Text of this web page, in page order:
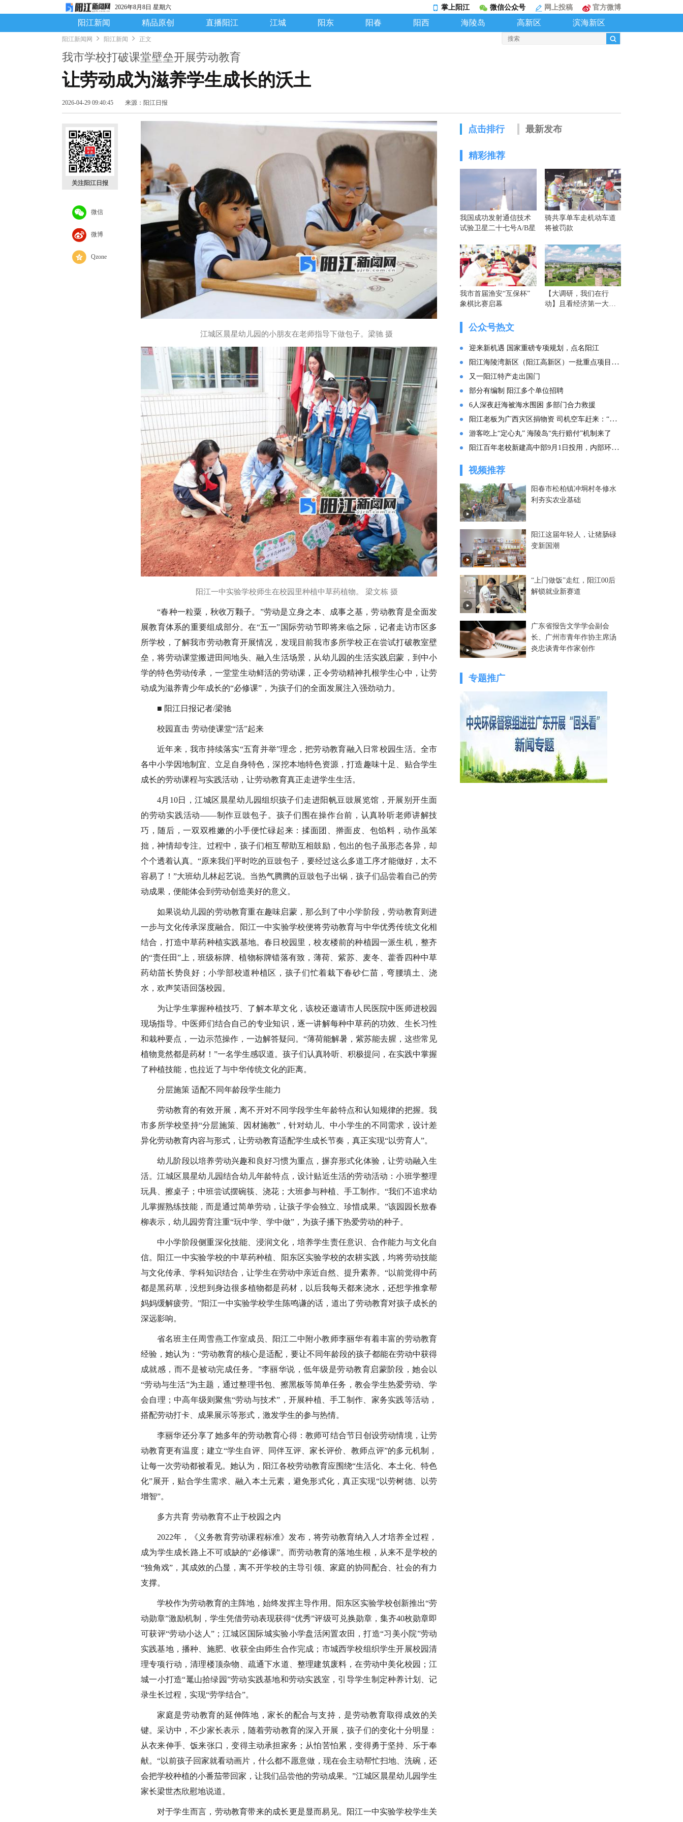
2026年8月8日 星期六 掌上阳江 微信公众号 网上投稿 官方微博
阳江新闻 精品原创 直播阳江 江城 阳东 阳春 阳西 海陵岛 高新区 滨海新区
阳江新闻网 阳江新闻 正文
我市学校打破课堂壁垒开展劳动教育
让劳动成为滋养学生成长的沃土
2026-04-29 09:40:45 来源：阳江日报
关注阳江日报
微信
微博
Qzone
江城区晨星幼儿园的小朋友在老师指导下做包子。梁驰 摄
阳江一中实验学校师生在校园里种植中草药植物。 梁文栋 摄
“春种一粒粟，秋收万颗子。”劳动是立身之本、成事之基，劳动教育是全面发
展教育体系的重要组成部分。在“五一”国际劳动节即将来临之际，记者走访市区多
所学校，了解我市劳动教育开展情况，发现目前我市多所学校正在尝试打破教室壁
垒，将劳动课堂搬进田间地头、融入生活场景，从幼儿园的生活实践启蒙，到中小
学的特色劳动传承，一堂堂生动鲜活的劳动课，正令劳动精神扎根学生心中，让劳
动成为滋养青少年成长的“必修课”，为孩子们的全面发展注入强劲动力。
■ 阳江日报记者/梁驰
校园直击 劳动使课堂“活”起来
近年来，我市持续落实“五育并举”理念，把劳动教育融入日常校园生活。全市
各中小学因地制宜、立足自身特色，深挖本地特色资源，打造趣味十足、贴合学生
成长的劳动课程与实践活动，让劳动教育真正走进学生生活。
4月10日，江城区晨星幼儿园组织孩子们走进阳帆豆豉展览馆，开展别开生面
的劳动实践活动——制作豆豉包子。孩子们围在操作台前，认真聆听老师讲解技
巧，随后，一双双稚嫩的小手便忙碌起来：揉面团、擀面皮、包馅料，动作虽笨
拙，神情却专注。过程中，孩子们相互帮助互相鼓励，包出的包子虽形态各异，却
个个透着认真。“原来我们平时吃的豆豉包子，要经过这么多道工序才能做好，太不
容易了！”大班幼儿林起艺说。当热气腾腾的豆豉包子出锅，孩子们品尝着自己的劳
动成果，便能体会到劳动创造美好的意义。
如果说幼儿园的劳动教育重在趣味启蒙，那么到了中小学阶段，劳动教育则进
一步与文化传承深度融合。阳江一中实验学校便将劳动教育与中华优秀传统文化相
结合，打造中草药种植实践基地。春日校园里，校友楼前的种植园一派生机，整齐
的“责任田”上，班级标牌、植物标牌错落有致，薄荷、紫苏、麦冬、藿香四种中草
药幼苗长势良好；小学部校道种植区，孩子们忙着栽下春砂仁苗，弯腰填土、浇
水，欢声笑语回荡校园。
为让学生掌握种植技巧、了解本草文化，该校还邀请市人民医院中医师进校园
现场指导。中医师们结合自己的专业知识，逐一讲解每种中草药的功效、生长习性
和栽种要点，一边示范操作，一边解答疑问。“薄荷能解暑，紫苏能去腥，这些常见
植物竟然都是药材！”一名学生感叹道。孩子们认真聆听、积极提问，在实践中掌握
了种植技能，也拉近了与中华传统文化的距离。
分层施策 适配不同年龄段学生能力
劳动教育的有效开展，离不开对不同学段学生年龄特点和认知规律的把握。我
市多所学校坚持“分层施策、因材施教”，针对幼儿、中小学生的不同需求，设计差
异化劳动教育内容与形式，让劳动教育适配学生成长节奏，真正实现“以劳育人”。
幼儿阶段以培养劳动兴趣和良好习惯为重点，摒弃形式化体验，让劳动融入生
活。江城区晨星幼儿园结合幼儿年龄特点，设计贴近生活的劳动活动：小班学整理
玩具、擦桌子；中班尝试摆碗筷、浇花；大班参与种植、手工制作。“我们不追求幼
儿掌握熟练技能，而是通过简单劳动，让孩子学会独立、珍惜成果。”该园园长敖春
柳表示，幼儿园劳育注重“玩中学、学中做”，为孩子播下热爱劳动的种子。
中小学阶段侧重深化技能、浸润文化，培养学生责任意识、合作能力与文化自
信。阳江一中实验学校的中草药种植、阳东区实验学校的农耕实践，均将劳动技能
与文化传承、学科知识结合，让学生在劳动中亲近自然、提升素养。“以前觉得中药
都是黑药草，没想到身边很多植物都是药材，以后我每天都来浇水，还想学推拿帮
妈妈缓解疲劳。”阳江一中实验学校学生陈鸣谦的话，道出了劳动教育对孩子成长的
深远影响。
省名班主任周雪燕工作室成员、阳江二中附小教师李丽华有着丰富的劳动教育
经验，她认为：“劳动教育的核心是适配，要让不同年龄段的孩子都能在劳动中获得
成就感，而不是被动完成任务。”李丽华说，低年级是劳动教育启蒙阶段，她会以
“劳动与生活”为主题，通过整理书包、擦黑板等简单任务，教会学生热爱劳动、学
会自理；中高年级则聚焦“劳动与技术”，开展种植、手工制作、家务实践等活动，
搭配劳动打卡、成果展示等形式，激发学生的参与热情。
李丽华还分享了她多年的劳动教育心得：教师可结合节日创设劳动情境，让劳
动教育更有温度；建立“学生自评、同伴互评、家长评价、教师点评”的多元机制，
让每一次劳动都被看见。她认为，阳江各校劳动教育应围绕“生活化、本土化、特色
化”展开，贴合学生需求、融入本土元素，避免形式化，真正实现“以劳树德、以劳
增智”。
多方共育 劳动教育不止于校园之内
2022年，《义务教育劳动课程标准》发布，将劳动教育纳入人才培养全过程，
成为学生成长路上不可或缺的“必修课”。而劳动教育的落地生根，从来不是学校的
“独角戏”，其成效的凸显，离不开学校的主导引领、家庭的协同配合、社会的有力
支撑。
学校作为劳动教育的主阵地，始终发挥主导作用。阳东区实验学校创新推出“劳
动勋章”激励机制，学生凭借劳动表现获得“优秀”评级可兑换勋章，集齐40枚勋章即
可获评“劳动小达人”；江城区国际城实验小学盘活闲置农田，打造“习美小院”劳动
实践基地，播种、施肥、收获全由师生合作完成；市城西学校组织学生开展校园清
理专项行动，清理楼顶杂物、疏通下水道、整理建筑废料，在劳动中美化校园；江
城一小打造“鼍山拾绿园”劳动实践基地和劳动实践室，引导学生制定种养计划、记
录生长过程，实现“劳学结合”。
家庭是劳动教育的延伸阵地，家长的配合与支持，是劳动教育取得成效的关
键。采访中，不少家长表示，随着劳动教育的深入开展，孩子们的变化十分明显：
从衣来伸手、饭来张口，变得主动承担家务；从怕苦怕累，变得勇于坚持、乐于奉
献。“以前孩子回家就看动画片，什么都不愿意做，现在会主动帮忙扫地、洗碗，还
会把学校种植的小番茄带回家，让我们品尝他的劳动成果。”江城区晨星幼儿园学生
家长梁世杰欣慰地说道。
对于学生而言，劳动教育带来的成长更是显而易见。阳江一中实验学校学生关
点击排行 最新发布
精彩推荐
我国成功发射通信技术
试验卫星二十七号A/B星
骑共享单车走机动车道
将被罚款
我市首届渔安“互保杯”
象棋比赛启幕
【大调研，我们在行
动】且看经济第一大省
公众号热文
迎来新机遇 国家重磅专项规划，点名阳江
阳江海陵湾新区（阳江高新区）一批重点项目集中投产
又一阳江特产走出国门
部分有编制 阳江多个单位招聘
6人深夜赶海被海水围困 多部门合力救援
阳江老板为广西灾区捐物资 司机空车赶来：“免费拉！”
游客吃上“定心丸” 海陵岛“先行赔付”机制来了
阳江百年老校新建高中部9月1日投用，内部环境曝光
视频推荐
阳春市松柏镇冲垌村冬修水
利夯实农业基础
阳江这届年轻人，让猪肠碌
变新国潮
“上门做饭”走红，阳江00后
解锁就业新赛道
广东省报告文学学会副会
长、广州市青年作协主席汤
炎忠谈青年作家创作
专题推广